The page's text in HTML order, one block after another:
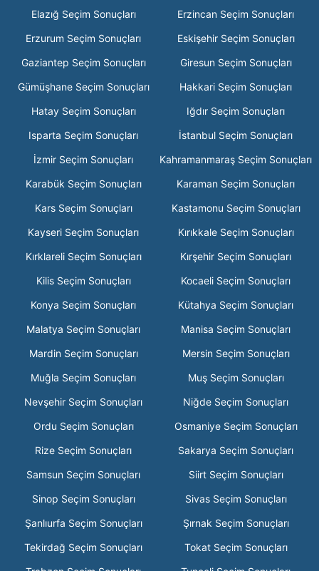
Elazığ Seçim Sonuçları
Erzincan Seçim Sonuçları
Erzurum Seçim Sonuçları
Eskişehir Seçim Sonuçları
Gaziantep Seçim Sonuçları
Giresun Seçim Sonuçları
Gümüşhane Seçim Sonuçları
Hakkari Seçim Sonuçları
Hatay Seçim Sonuçları
Iğdır Seçim Sonuçları
Isparta Seçim Sonuçları
İstanbul Seçim Sonuçları
İzmir Seçim Sonuçları
Kahramanmaraş Seçim Sonuçları
Karabük Seçim Sonuçları
Karaman Seçim Sonuçları
Kars Seçim Sonuçları
Kastamonu Seçim Sonuçları
Kayseri Seçim Sonuçları
Kırıkkale Seçim Sonuçları
Kırklareli Seçim Sonuçları
Kırşehir Seçim Sonuçları
Kilis Seçim Sonuçları
Kocaeli Seçim Sonuçları
Konya Seçim Sonuçları
Kütahya Seçim Sonuçları
Malatya Seçim Sonuçları
Manisa Seçim Sonuçları
Mardin Seçim Sonuçları
Mersin Seçim Sonuçları
Muğla Seçim Sonuçları
Muş Seçim Sonuçları
Nevşehir Seçim Sonuçları
Niğde Seçim Sonuçları
Ordu Seçim Sonuçları
Osmaniye Seçim Sonuçları
Rize Seçim Sonuçları
Sakarya Seçim Sonuçları
Samsun Seçim Sonuçları
Siirt Seçim Sonuçları
Sinop Seçim Sonuçları
Sivas Seçim Sonuçları
Şanlıurfa Seçim Sonuçları
Şırnak Seçim Sonuçları
Tekirdağ Seçim Sonuçları
Tokat Seçim Sonuçları